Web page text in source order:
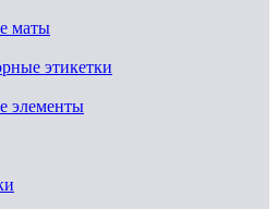
маты
этикетки
элементы